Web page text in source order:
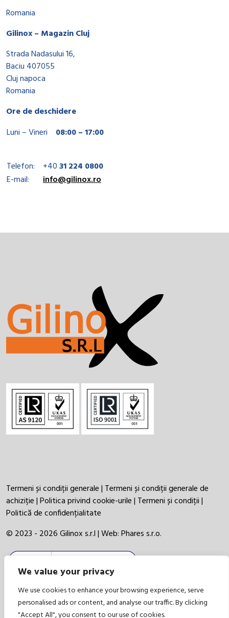
We value your privacy
We use cookies to enhance your browsing experience, serve
personalised ads or content, and analyse our traffic. By clicking
"Accept All", you consent to our use of cookies.
Romania
Gilinox – Magazin Cluj
Strada Nadasului 16,
Baciu 407055
Cluj napoca
Romania
Ore de deschidere
Luni – Vineri
08:00 – 17:00
Telefon: +4031 224 0800
E-mail:
info@gilinox.ro
Termeni și condiții generale| Termeni și condiții generale de
achiziție|Politica privind cookie-urile| Termeni și condiții|
Politică de confidențialitate
© 2023 - 2026 Gilinox s.r.l | Web:Phares s.r.o.